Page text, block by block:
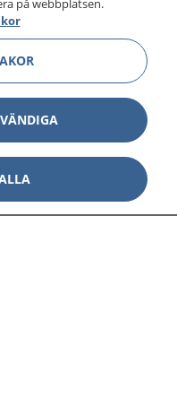
Visa
Visa
på webbplatsen.